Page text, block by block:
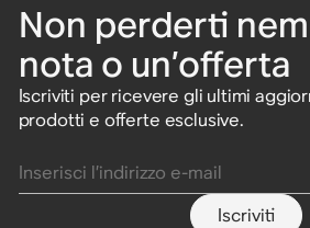
Non perderti
nota o un’offerta
Iscriviti per ricevere gli ultimi
prodotti e offerte esclusive.
Iscriviti